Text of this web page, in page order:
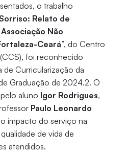
o trabalho
Relato de
Não
Ceará”, do Centro
foi reconhecido
Curricularização da
Graduação de 2024.2. O
aluno Igor Rodrigues,
Paulo Leonardo
impacto do serviço na
de vida de
atendidos.